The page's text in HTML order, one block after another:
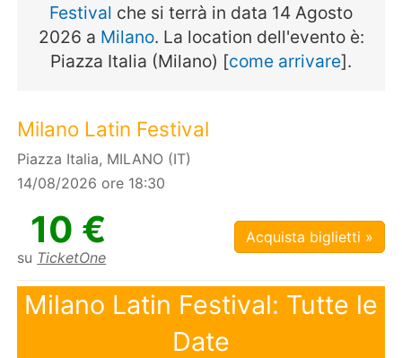
Festival che si terrà in data 14 Agosto
2026 a Milano. La location dell'evento è:
Piazza Italia (Milano) [come arrivare].
Milano Latin Festival
Piazza Italia, MILANO (IT)
14/08/2026 ore 18:30
10 €
su TicketOne
Acquista biglietti »
Milano Latin Festival: Tutte le
Date